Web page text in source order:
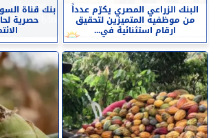
البنك الزراعي المصري يكرّم عدداً
من موظفيه المتميزين لتحقيق
ارقام استثنائية في...
بنك قناة
حصرية